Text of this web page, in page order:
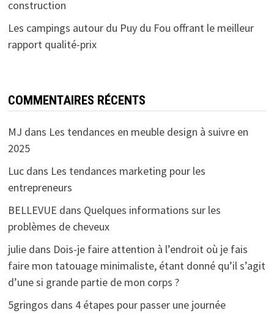
construction
Les campings autour du Puy du Fou offrant le meilleur
rapport qualité-prix
COMMENTAIRES RÉCENTS
MJ dans Les tendances en meuble design à suivre en
2025
Lucdans Les tendances marketing pour les
entrepreneurs
BELLEVUE dans Quelques informations sur les
problèmes de cheveux
juliedans Dois-je faire attention à l’endroit où je fais
faire mon tatouage minimaliste, étant donné qu’il s’agit
d’une si grande partie de mon corps ?
5gringos dans 4 étapes pour passer une journée